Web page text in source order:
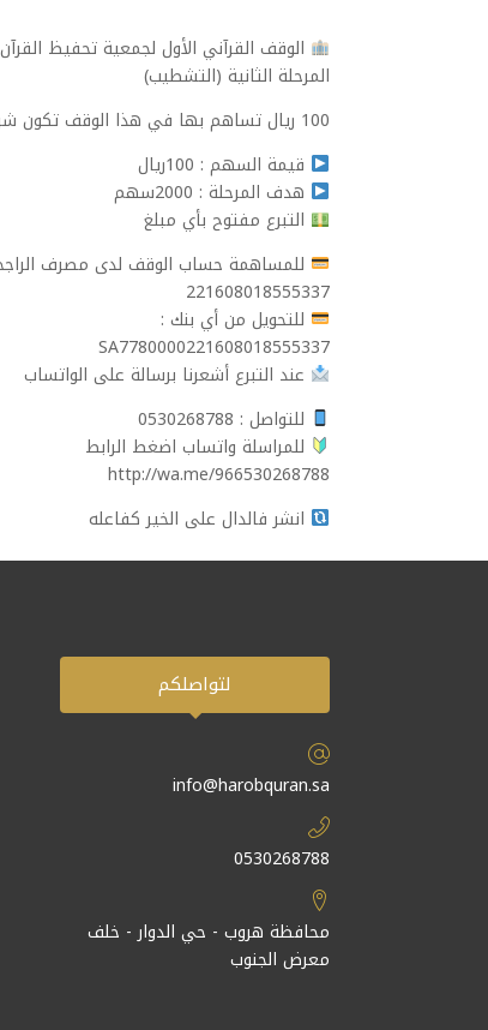
الوقف القرآني الأول لجمعية تحفيظ
المرحلة الثانية (التشطيب)
100 ريال تساهم بها في هذا الوقف تكون شريكاً في الأجر لكل من تعلم القرآن وعلمه فلك أجره إلى قيام الساعة .
قيمة السهم : 100ريال
هدف المرحلة : 2000سهم
التبرع مفتوح بأي مبلغ
للمساهمة حساب الوقف لدى مصرف
221608018555337
للتحويل من أي بنك :
SA7780000221608018555337
عند التبرع أشعرنا برسالة على الواتساب
للتواصل : 0530268788
للمراسلة واتساب اضغط الرابط
http://wa.me/966530268788
انشر فالدال على الخير كفاعله
لتواصلكم
info@harobquran.sa
0530268788
محافظة هروب - حي الدوار - خلف
معرض الجنوب